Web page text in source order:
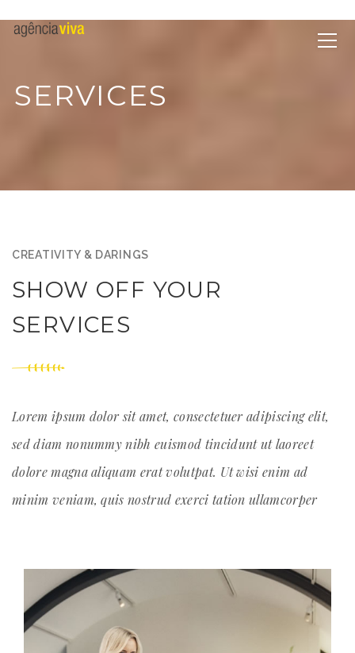
SERVICES
CREATIVITY & DARINGS
SHOW OFF YOUR
SERVICES
Lorem ipsum dolor sit amet, consectetuer adipiscing elit,
sed diam nonummy nibh euismod tincidunt ut laoreet
dolore magna aliquam erat volutpat. Ut wisi enim ad
minim veniam, quis nostrud exerci tation ullamcorper